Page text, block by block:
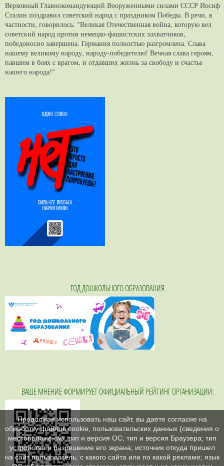
Верховный Главнокомандующий Вооруженными силами СССР Иосиф
Сталин поздравил советский народ с праздником Победы. В речи, в
частности, говорилось: "Великая Отечественная война, которую вел
советский народ против немецко-фашистских захватчиков,
победоносно завершена. Германия полностью разгромлена. Слава
нашему великому народу, народу-победителю! Вечная слава героям,
павшим в боях с врагом, и отдавших жизнь за свободу и счастье
нашего народа!"
ГОД ДОШКОЛЬНОГО ОБРАЗОВАНИЯ
ВАШЕ МНЕНИЕ ФОРМИРУЕТ ОФИЦИАЛЬНЫЙ РЕЙТИНГ ОРГАНИЗАЦИИ:
Продолжая использовать наш сайт, вы даете согласие на
обработку файлов cookie, пользовательских данных (сведения о
местоположении; тип и версия ОС; тип и версия Браузера; тип
устройства и разрешение его экрана; источник откуда пришел
на сайт пользователь; с какого сайта или по какой рекламе; язык